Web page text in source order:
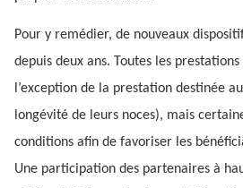
Pour y remédier, de nouveaux
depuis deux ans. Toutes les
l’exception de la prestation destinée
longévité de leurs noces), mais
conditions afin de favoriser les
Une participation des partenaires à